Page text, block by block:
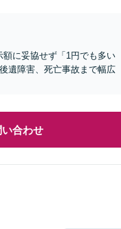
額に妥協せず「1円でも多い
遺障害、死亡事故まで幅広
い合わせ